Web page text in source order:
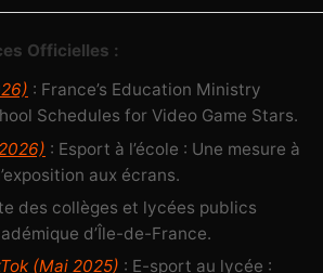
Officielles :
: France’s Education Ministry
Schedules for Video Game Stars.
: Esport à l’école : Une mesure à
aux écrans.
des collèges et lycées publics
d’Île-de-France.
(Mai 2025) : E-sport au lycée :